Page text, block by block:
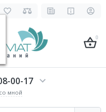
0
00-17
мной